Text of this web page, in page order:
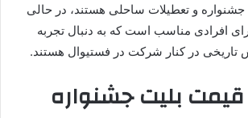
و تعطیلات ساحلی هستند، در حالی
افرادی مناسب است که به دنبال تجربه
در کنار شرکت در فستیوال هستند.
قیمت بلیت جشنواره